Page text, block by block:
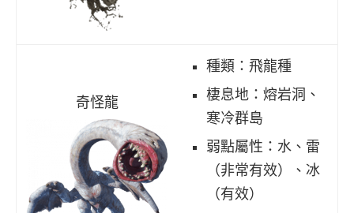
奇怪龍
種類：飛龍種
棲息地：熔岩洞、
寒冷群島
弱點屬性：水、雷
（非常有效）、冰
（有效）